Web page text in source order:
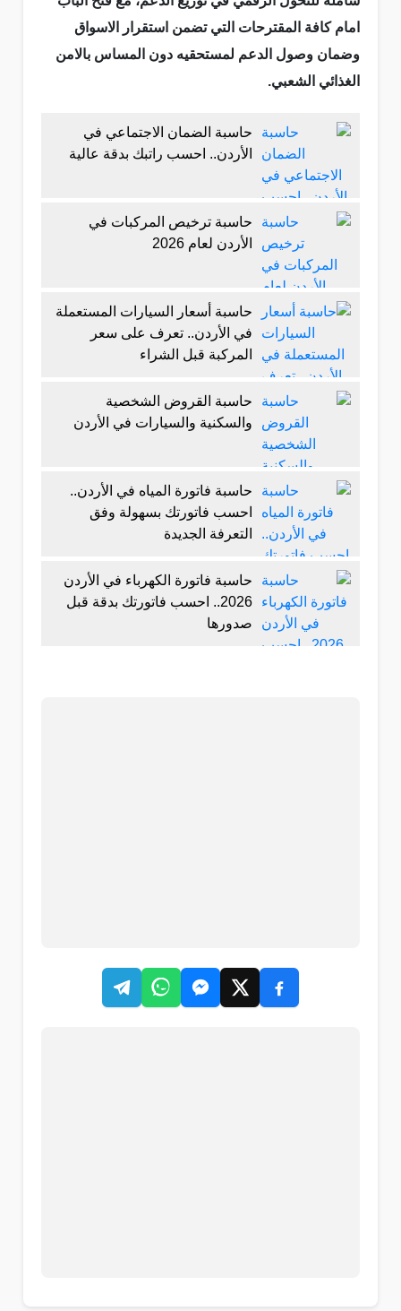
امام كافة المقترحات التي تضمن استقرار الاسواق
وضمان وصول الدعم لمستحقيه دون المساس بالامن
الغذائي الشعبي.
حاسبة الضمان الاجتماعي في
الأردن.. احسب راتبك بدقة عالية
حاسبة ترخيص المركبات في
الأردن لعام 2026
حاسبة أسعار السيارات المستعملة
في الأردن.. تعرف على سعر
المركبة قبل الشراء
حاسبة القروض الشخصية
والسكنية والسيارات في الأردن
حاسبة فاتورة المياه في الأردن..
احسب فاتورتك بسهولة وفق
التعرفة الجديدة
حاسبة فاتورة الكهرباء في الأردن
2026.. احسب فاتورتك بدقة قبل
صدورها